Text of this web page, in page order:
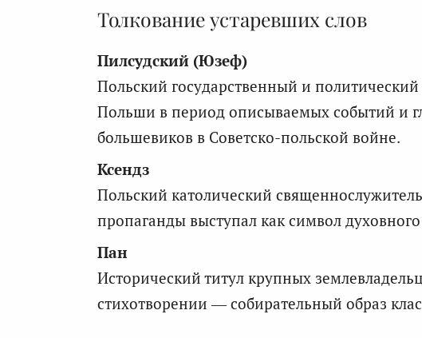
Толкование устаревших слов
Пилсудский (Юзеф)
Польский государственный и
Польши в период описываемых событий и
большевиков в Советско-польской войне.
Ксендз
Польский католический
пропаганды выступал как символ
Пан
Исторический титул крупных
стихотворении — собирательный образ